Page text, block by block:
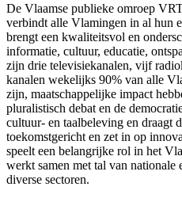
De Vlaamse publieke omroep
verbindt alle Vlamingen in al hun
brengt een kwaliteitsvol en
informatie, cultuur, educatie,
zijn drie televisiekanalen, vijf
kanalen wekelijks 90% van alle
zijn, maatschappelijke impact
pluralistisch debat en de
cultuur- en taalbeleving en draagt
toekomstgericht en zet in op
speelt een belangrijke rol in het
werkt samen met tal van nationale
diverse sectoren.